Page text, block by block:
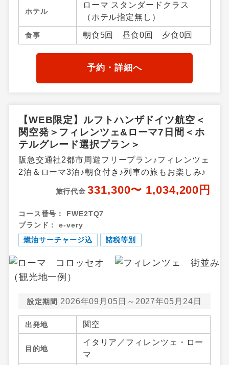
ホテル
ローマ スタンダードクラス
（ホテル指定無し）
食事 朝食5回 昼食0回 夕食0回
予約・詳細へ
【WEB限定】ルフトハンザドイツ航空＜
関空発＞フィレンツェ&ローマ7日間＜ホ
テルグレード選択プラン＞
阪急交通社2都市周遊フリープラン♪フィレンツェ
2泊＆ローマ3泊♪朝食付き♪列車の旅もお楽しみ♪
旅行代金 331,300〜 1,034,200円
コース番号：
FWE2TQ7
ブランド：
e-very
燃油サーチャージ込
諸税等別
設定期間 2026年09月05日～2027年05月24日
出発地 関空
目的地
イタリア／フィレンツェ・ロー
マ